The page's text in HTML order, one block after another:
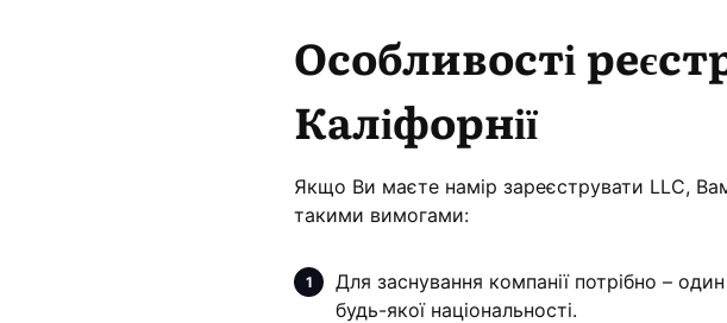
Особливості
Каліфорнії
Якщо Ви маєте намір зареєструвати LLC,
такими вимогами:
Для заснування компанії потрібно –
будь-якої національності.